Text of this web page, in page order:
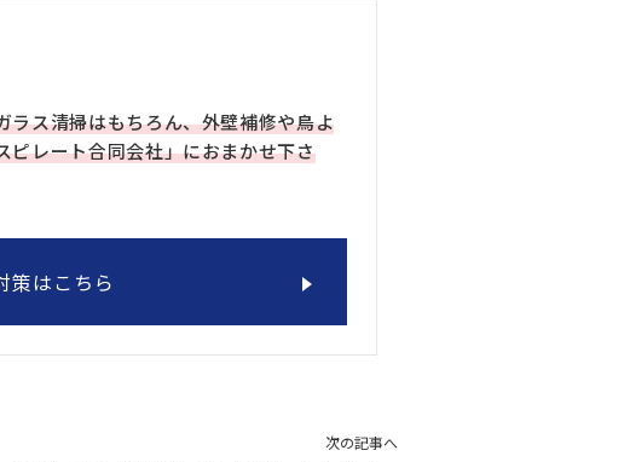
ラス清掃はもちろん、外壁補修や鳥よ
ピレート合同会社」におまかせ下さ
策はこちら
次の記事へ